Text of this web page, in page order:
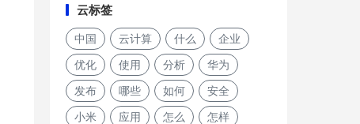
云标签
中国 云计算 什么 企业
优化 使用 分析 华为
发布 哪些 如何 安全
小米 应用 怎么 怎样